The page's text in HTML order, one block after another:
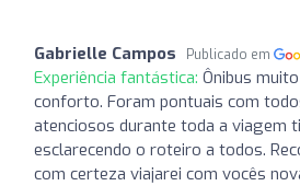
Gabrielle Campos Publicado em
Experiência fantástica: Ônibus
conforto. Foram pontuais com
atenciosos durante toda a viagem
esclarecendo o roteiro a todos.
com certeza viajarei com vocês